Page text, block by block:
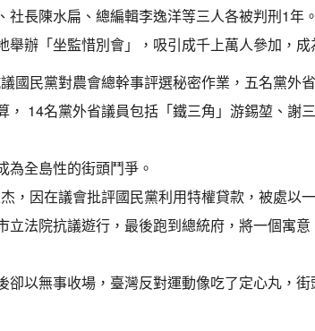
社長陳水扁、總編輯李逸洋等三人各被判刑1年。
舉辦「坐監惜別會」，吸引成千上萬人參加，成
國民黨對農會總幹事評選秘密作業，五名黨外
， 14名黨外省議員包括「鐵三角」游錫堃、謝
為全島性的街頭鬥爭。
，因在議會批評國民黨利用特權貸款，被處以
立法院抗議遊行，最後跑到總統府，將一個寓
卻以無事收場，臺灣反對運動像吃了定心丸，